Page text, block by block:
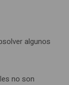
algunos
no son